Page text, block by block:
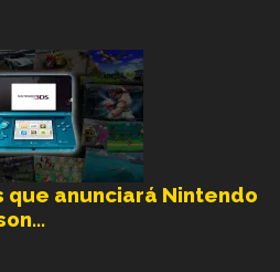
que anunciará Nintendo